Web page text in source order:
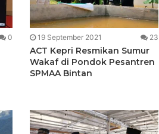
0 19 September 2021 23
ACT Kepri Resmikan Sumur
Wakaf di Pondok Pesantren
SPMAA Bintan